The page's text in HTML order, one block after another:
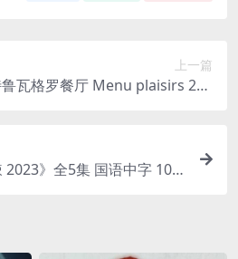
上一篇
瓦格罗餐厅 Menu plaisirs 202
》全5集 国语中字 108